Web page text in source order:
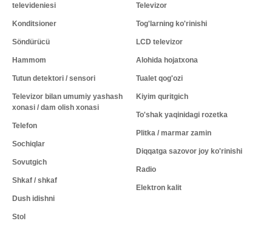
televideniesi
Konditsioner
Söndürücü
Hammom
Tutun detektori / sensori
Televizor bilan umumiy yashash
xonasi / dam olish xonasi
Telefon
Sochiqlar
Sovutgich
Shkaf / shkaf
Dush idishni
Stol
Televizor
Tog'larning ko'rinishi
LCD televizor
Alohida hojatxona
Tualet qog'ozi
Kiyim quritgich
To'shak yaqinidagi rozetka
Plitka / marmar zamin
Diqqatga sazovor joy ko'rinishi
Radio
Elektron kalit